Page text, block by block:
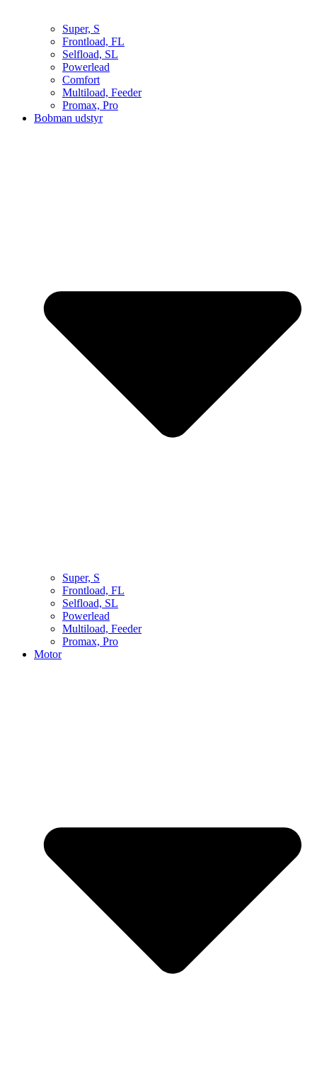
Super, S
Frontload, FL
Selfload, SL
Powerlead
Comfort
Multiload, Feeder
Promax, Pro
Bobman udstyr
Super, S
Frontload, FL
Selfload, SL
Powerlead
Multiload, Feeder
Promax, Pro
Motor